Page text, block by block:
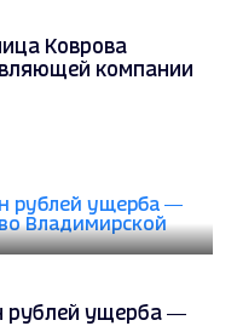
Коврова
компании
рублей ущерба —